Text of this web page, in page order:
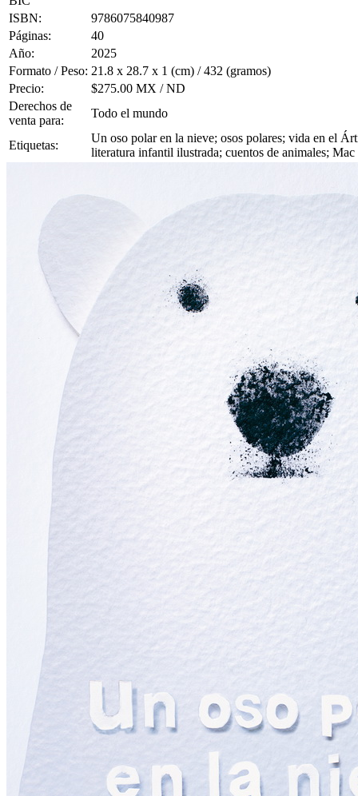
ISBN:
9786075840987
Páginas:
40
Año:
2025
Formato / Peso: 21.8 x 28.7 x 1 (cm) / 432 (gramos)
Precio:
$275.00 MX / ND
Derechos de
venta para:
Todo el mundo
Etiquetas:
Un oso polar en la nieve; osos polares; vida en el
literatura infantil ilustrada; cuentos de animales;